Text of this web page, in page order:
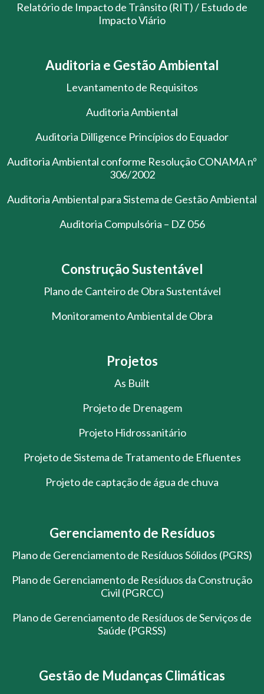
Relatório de Impacto de Trânsito (RIT) / Estudo de
Impacto Viário
Auditoria e Gestão Ambiental
Levantamento de Requisitos
Auditoria Ambiental
Auditoria Dilligence Princípios do Equador
Auditoria Ambiental conforme Resolução CONAMA nº
306/2002
Auditoria Ambiental para Sistema de Gestão Ambiental
Auditoria Compulsória – DZ 056
Construção Sustentável
Plano de Canteiro de Obra Sustentável
Monitoramento Ambiental de Obra
Projetos
As Built
Projeto de Drenagem
Projeto Hidrossanitário
Projeto de Sistema de Tratamento de Efluentes
Projeto de captação de água de chuva
Gerenciamento de Resíduos
Plano de Gerenciamento de Resíduos Sólidos (PGRS)
Plano de Gerenciamento de Resíduos da Construção
Civil (PGRCC)
Plano de Gerenciamento de Resíduos de Serviços de
Saúde (PGRSS)
Gestão de Mudanças Climáticas